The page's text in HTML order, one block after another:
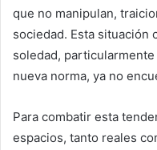
que no manipulan,
sociedad. Esta situación
soledad,
nueva norma, ya no
Para combatir esta
espacios, tanto reales